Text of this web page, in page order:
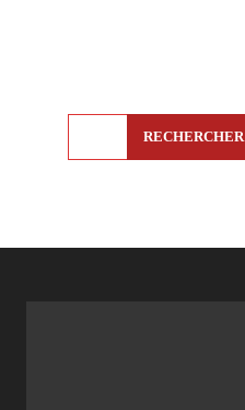
RECHERCHER